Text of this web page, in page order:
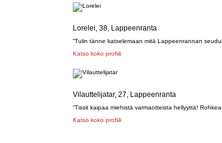
Lorelei, 38, Lappeenranta
“Tulin tänne katselemaan mitä Lappeenrannan
Katso koko profiili
Vilauttelijatar, 27, Lappeenranta
“Tissit kaipaa miehistä varmaotteista hellyyttä!
Katso koko profiili